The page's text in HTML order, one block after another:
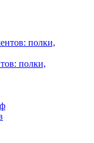
полки,